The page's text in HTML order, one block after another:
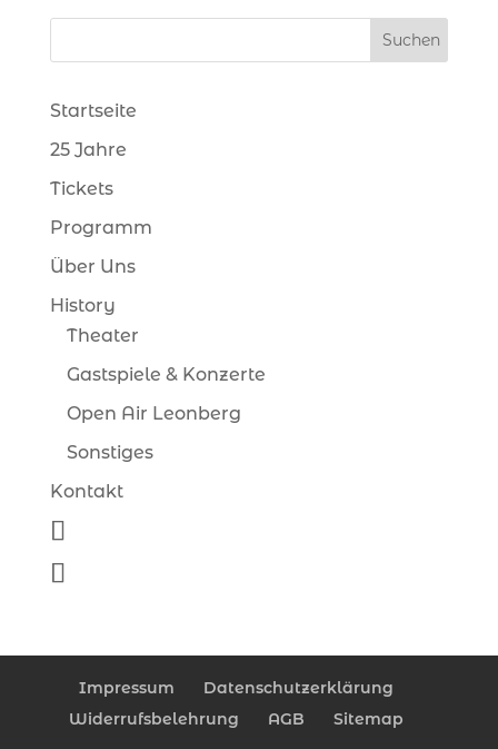
Startseite
25 Jahre
Tickets
Programm
Über Uns
History
Theater
Gastspiele & Konzerte
Open Air Leonberg
Sonstiges
Kontakt
Impressum
Datenschutzerklärung
Widerrufsbelehrung
AGB Sitemap